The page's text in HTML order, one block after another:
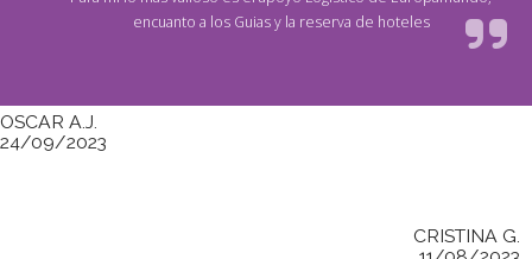
encuanto a los Guias y la reserva de hoteles
OSCAR A.J.
24/09/2023
CRISTINA G.